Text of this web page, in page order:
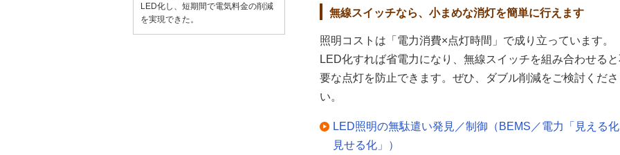
無線スイッチなら、小まめな消灯を簡単に行えます
照明コストは「電力消費×点灯時間」で成り立っています。
LED化すれば省電力になり、無線スイッチを組み合わせる
要な点灯を防止できます。ぜひ、ダブル削減をご検討くださ
い。
LED照明の無駄遣い発見／制御（BEMS／電力「見える
見せる化」）
LED化し、短期間で電気料金の削減
を実現できた。